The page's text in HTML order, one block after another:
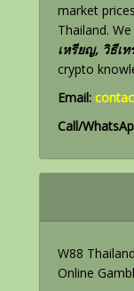
market
Thailand.
เหรียญ, วิธีเ
crypto
Email:
Call/
W88
Online